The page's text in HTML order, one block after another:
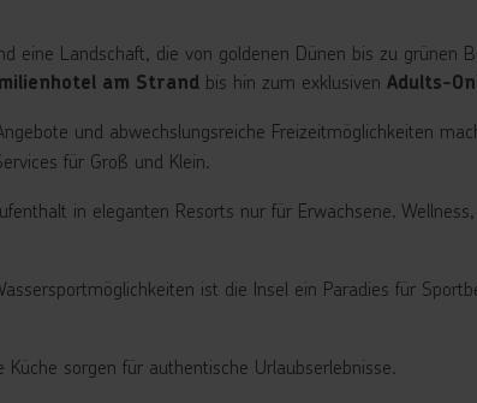
eine Landschaft, die von goldenen Dünen bis zu grünen
am Strand bis hin zum exklusiven Adults-
und abwechslungsreiche Freizeitmöglichkeiten
für Groß und Klein.
in eleganten Resorts nur für Erwachsene.
ist die Insel ein Paradies für
sorgen für authentische Urlaubserlebnisse.